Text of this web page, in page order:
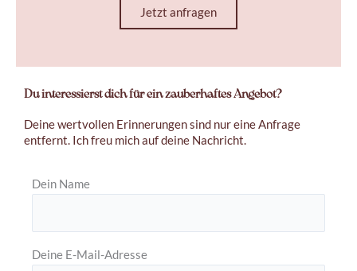
Jetzt anfragen
Du interessierst dich für ein zauberhaftes Angebot?
Deine wertvollen Erinnerungen sind nur eine Anfrage
entfernt. Ich freu mich auf deine Nachricht.
Dein Name
Deine E-Mail-Adresse